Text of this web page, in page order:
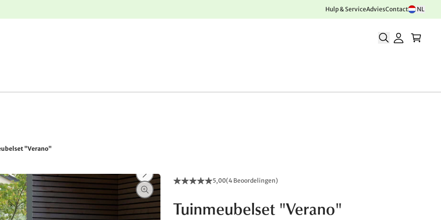
Hulp & ServiceAdviesContact NL
"Verano"
5,00(4 Beoordelingen)
Tuinmeubelset "Verano"